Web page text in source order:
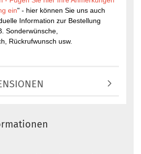
ein" - hier können Sie uns auch
Information zur Bestellung
Sonderwünsche,
Rückrufwunsch usw.